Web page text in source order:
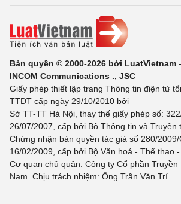
Bản quyền © 2000-2026 bởi LuatVietnam
INCOM Communications ., JSC
Giấy phép thiết lập trang Thông tin điện tử
TTĐT cấp ngày 29/10/2010 bởi
Sở TT-TT Hà Nội, thay thế giấy phép số:
26/07/2007, cấp bởi Bộ Thông tin và Truyền
Chứng nhận bản quyền tác giả số 280/
16/02/2009, cấp bởi Bộ Văn hoá - Thể thao -
Cơ quan chủ quản: Công ty Cổ phần Truyền
Nam. Chịu trách nhiệm: Ông Trần Văn Trí